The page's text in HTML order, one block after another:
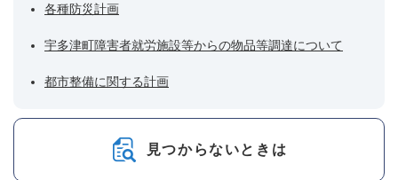
各種防災計画
宇多津町障害者就労施設等からの物品等調達について
都市整備に関する計画
見つからないときは